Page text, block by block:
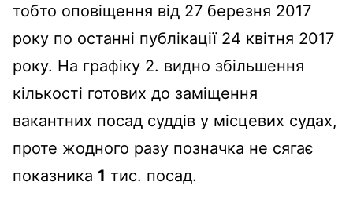
тобто оповіщення від 27 березня 2017
року по останні публікації 24 квітня 2017
року. На графіку 2. видно збільшення
кількості готових до заміщення
вакантних посад суддів у місцевих судах,
проте жодного разу позначка не сягає
показника 1 тис. посад.